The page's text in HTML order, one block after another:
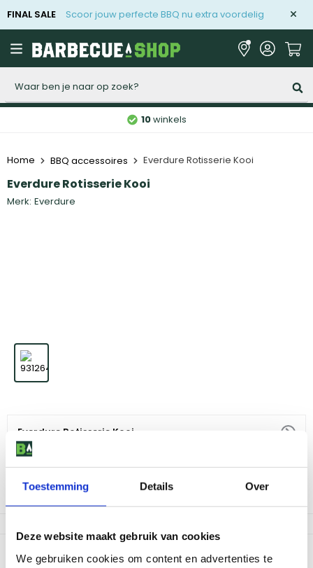
Toestemming Details Over
Deze website maakt gebruik van cookies
We gebruiken cookies om content en advertenties te
FINAL SALE Scoor jouw perfecte BBQ nu extra voordelig
10winkels
Home BBQ accessoires Everdure Rotisserie Kooi
Everdure Rotisserie Kooi
Merk: Everdure
Everdure Rotisserie Kooi
89,42
Niet op voorraad
Productomschrijving